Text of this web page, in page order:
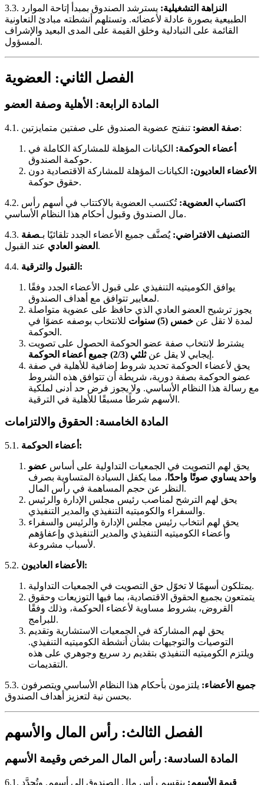
3.3. النزاهة التشغيلية: يسترشد الصندوق بمبدأ إتاحة الموارد
الطبيعية بصورة عادلة لأعضائه. وتستلهم أنشطته مبادئ التعاونية
القائمة على التبادلية وخلق القيمة على المدى البعيد والإشراف
المسؤول.
الفصل الثاني: العضوية
المادة الرابعة: الأهلية وصفة العضو
4.1. صفة العضو:تنفتح عضوية الصندوق على صفتين متمايزتين:
أعضاء الحوكمة: الكيانات المؤهلة للمشاركة الكاملة في
حوكمة الصندوق.
الأعضاء العاديون: الكيانات المؤهلة للمشاركة الاقتصادية دون
حقوق حوكمة.
4.2. اكتساب العضوية: تُكتسب العضوية بالاكتتاب في أسهم رأس
مال الصندوق وقبول أحكام هذا النظام الأساسي.
4.3. التصنيف الافتراضي: يُصنَّف جميع الأعضاء الجدد تلقائيًا بـصفة
العضو العادي عند القبول.
4.4. القبول والترقية:
يوافق الكوميتيه التنفيذي على قبول الأعضاء الجدد وفقًا
لمعايير تتوافق مع أهداف الصندوق.
يجوز ترشيح العضو العادي الذي حافظ على عضوية متواصلة
لمدة لا تقل عن خمس (5) سنوات
للانتخاب بوصفه عضوًا في
الحوكمة.
يشترط لانتخاب صفة عضو الحوكمة الحصول على تصويت
إيجابي لا يقل عنثلثي (2/3) جميع أعضاء الحوكمة
.
يحق لأعضاء الحوكمة تحديد شروط إضافية للأهلية في صفة
عضو الحوكمة بصفة دورية، شريطة أن تتوافق هذه الشروط
مع رسالة هذا النظام الأساسي. ولا يجوز فرض حد أدنى لملكية
الأسهم شرطًا مسبقًا للأهلية في الترقية.
المادة الخامسة: الحقوق والالتزامات
5.1. أعضاء الحوكمة:
يحق لهم التصويت في الجمعيات التداولية على أساس عضو
واحد يساوي صوتًا واحدًا ، مما يكفل السيادة المتساوية بصرف
النظر عن حجم المساهمة في رأس المال.
يحق لهم الترشح لمناصب رئيس مجلس الإدارة والرئيس
والسفراء والكوميتيه التنفيذي والمدير التنفيذي.
يحق لهم انتخاب رئيس مجلس الإدارة والرئيس والسفراء
وأعضاء الكوميتيه التنفيذي والمدير التنفيذي وإعفاؤهم
لأسباب مشروعة.
5.2. الأعضاء العاديون:
يمتلكون أسهمًا لا تخوّل حق التصويت في الجمعيات التداولية.
يتمتعون بجميع الحقوق الاقتصادية، بما فيها التوزيعات وحقوق
القروض، بشروط مساوية لأعضاء الحوكمة، وذلك وفقًا
للبرامج.
يحق لهم المشاركة في الجمعيات الاستشارية وتقديم
التوصيات والتوجيهات بشأن أنشطة الكوميتيه التنفيذي.
ويلتزم الكوميتيه التنفيذي بتقديم رد سريع وجوهري على هذه
التقديمات.
5.3. جميع الأعضاء: يلتزمون بأحكام هذا النظام الأساسي ويتصرفون
بحسن نية لتعزيز أهداف الصندوق.
الفصل الثالث: رأس المال والأسهم
المادة السادسة: رأس المال المرخص وقيمة الأسهم
6.1. قيمة الأسهم: ينقسم رأس مال الصندوق إلى أسهم. وتُحدَّد